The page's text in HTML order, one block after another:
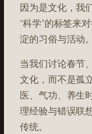
因为是文化，我
“科学”的标签来
淀的习俗与活动。
当我们讨论春节
文化，而不是孤
医、气功、养生
理经验与错误联
传统。